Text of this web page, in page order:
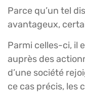
Parce qu’un tel
avantageux,
Parmi celles-ci, il
auprès des
d’une société
ce cas précis, les